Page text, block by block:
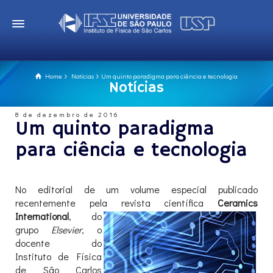
Home Notícias Um quinto paradigma para ciência e tecnologia
Notícias
8 de dezembro de 2016
Um quinto paradigma
para ciência e tecnologia
No editorial de um volume especial publicado
recentemente pela revista científica Ceramics
International, do
grupo Elsevier, o
docente do
Instituto de Física
de São Carlos